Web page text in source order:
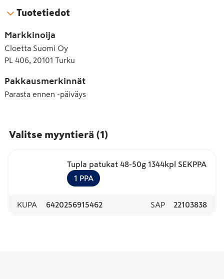
Tuotetiedot
Markkinoija
Cloetta Suomi Oy
PL 406, 20101 Turku
Pakkausmerkinnät
Parasta ennen -päiväys
Valitse myyntierä (1)
Tupla patukat 48-50g 1344kpl SEKPPA
1 PPA
KUPA 6420256915462 SAP 22103838